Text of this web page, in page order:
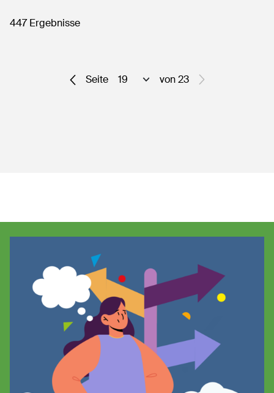
447 Ergebnisse
Seite
Seite auswählen von 23 Keine weiteren